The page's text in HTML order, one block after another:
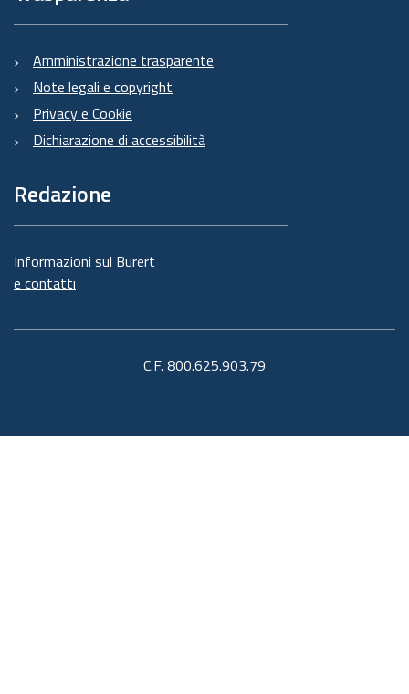
Amministrazione trasparente
Note legali e copyright
Privacy e Cookie
Dichiarazione di accessibilità
Redazione
Informazioni sul Burert
e contatti
C.F. 800.625.903.79